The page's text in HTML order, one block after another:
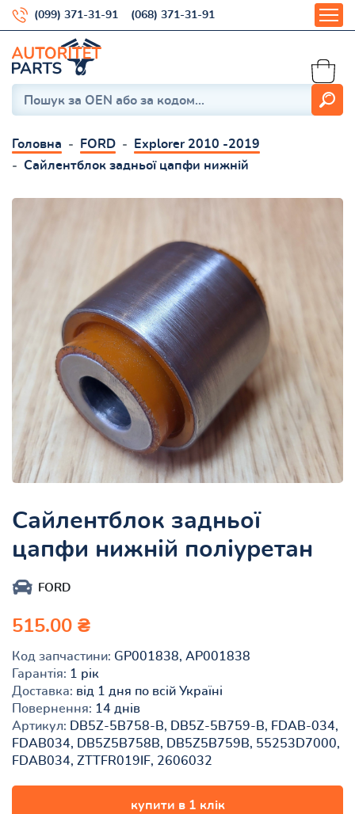
(099) 371-31-91 (068) 371-31-91
Головна FORD
Explorer 2010 -2019
Сайлентблок задньої цапфи нижній
Сайлентблок задньої
цапфи нижній поліуретан
FORD
515.00 ₴
Код запчастини: GP001838, AP001838
Гарантія: 1 рік
Доставка: від 1 дня по всій Україні
Повернення: 14 днів
Артикул: DB5Z-5B758-B, DB5Z-5B759-B, FDAB-034,
FDAB034, DB5Z5B758B, DB5Z5B759B, 55253D7000,
FDAB034, ZTTFR019IF, 2606032
купити в 1 клік